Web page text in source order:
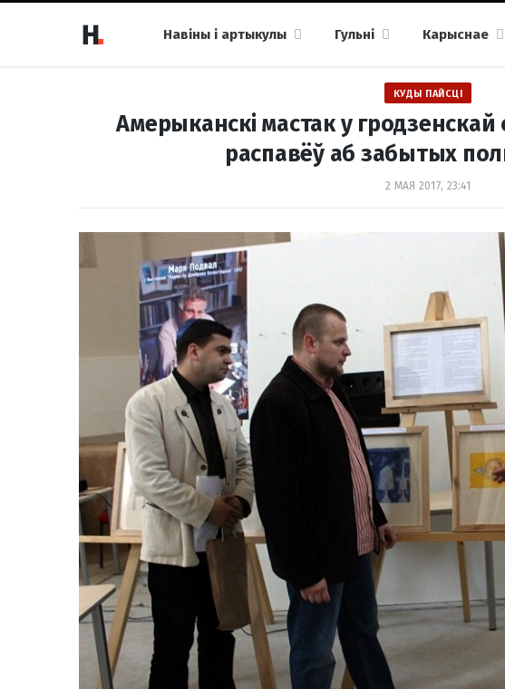
Навіны і артыкулы Гульні Карыснае
КУДЫ ПАЙСЦІ
Амерыканскі мастак у гродзенскай
распавёў аб забытых
2 МАЯ 2017, 23:41